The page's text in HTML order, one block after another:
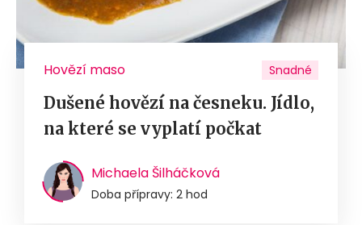
Hovězí maso Snadné
Dušené hovězí na česneku. Jídlo,
na které se vyplatí počkat
Michaela Šilháčková
Doba přípravy: 2 hod